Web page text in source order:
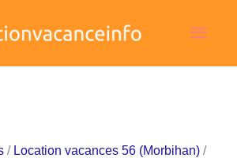
/ Location vacances 56 (Morbihan) /